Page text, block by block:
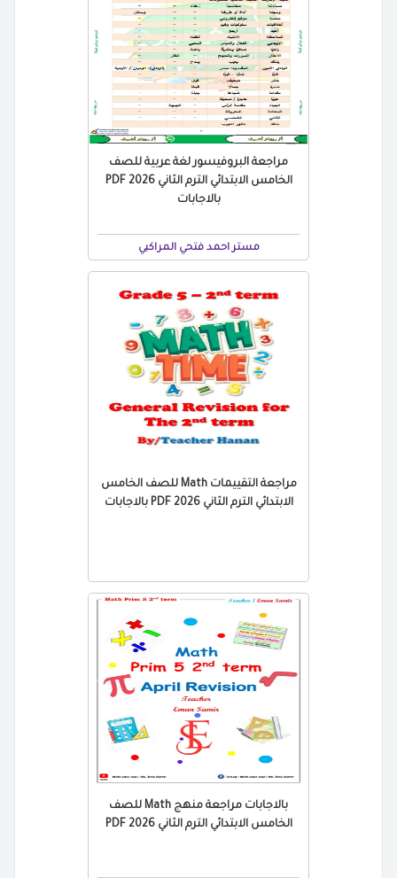
مراجعة البروفيسور لغة عربية للصف
الخامس الابتدائي الترم الثاني 2026 PDF
بالاجابات
مستر احمد فتحي المراكبي
مراجعة التقييمات Math للصف الخامس
الابتدائي الترم الثاني 2026 PDF بالاجابات
بالاجابات مراجعة منهج Math للصف
الخامس الابتدائي الترم الثاني 2026 PDF